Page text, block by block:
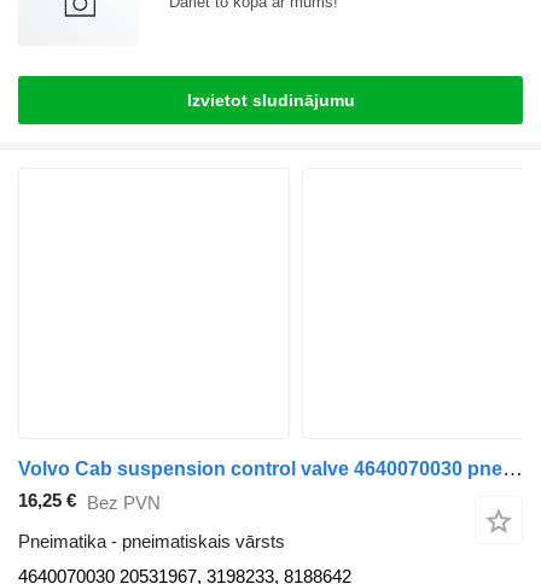
Izvietot sludinājumu
Volvo Cab suspension control valve 4640070030 pneimatiskais vārsts paredzēts Volvo FM9 vilcēja
16,25 € Bez PVN
Pneimatika - pneimatiskais vārsts
4640070030 20531967, 3198233, 8188642